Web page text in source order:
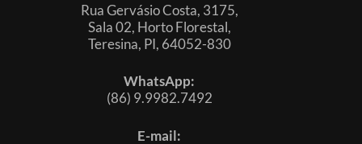
Rua Gervásio Costa, 3175,
Sala 02, Horto Florestal,
Teresina, PI, 64052-830
WhatsApp:
(86) 9.9982.7492
E-mail: